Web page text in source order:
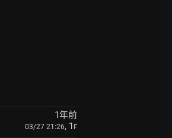
1年前
03/27 21:26, 1 F